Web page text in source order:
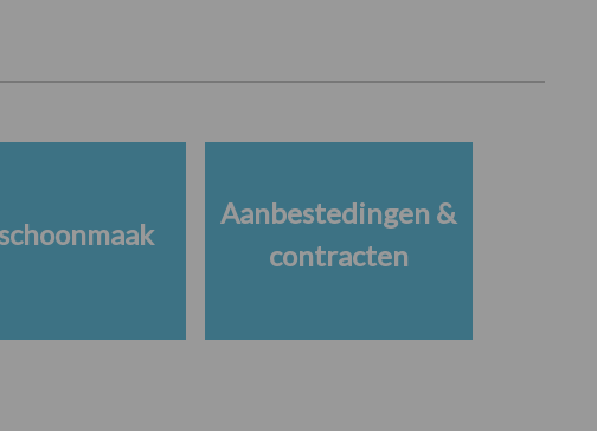
Aanbestedingen &
contracten